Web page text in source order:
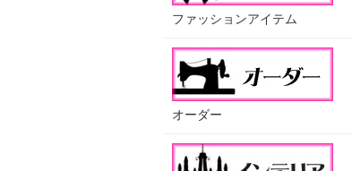
ファッションアイテム
オーダー